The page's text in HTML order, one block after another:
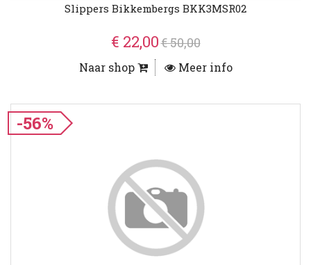
Slippers Bikkembergs BKK3MSR02
€ 22,00€ 50,00
Naar shop Meer info
-56%